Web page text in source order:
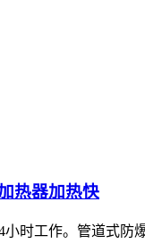
热器加热快
时工作。管道式防